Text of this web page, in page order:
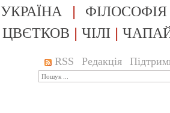
УКРАЇНА | ФІЛОСОФІЯ
ЦВЄТКОВ | ЧІЛІ |
RSS Редакція